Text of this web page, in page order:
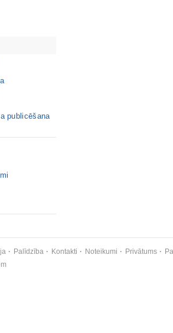
publicēšana
Palīdzība Kontakti Noteikumi Privātums